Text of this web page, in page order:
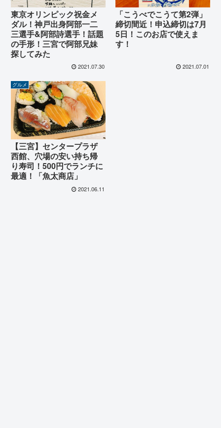
東京オリンピック祝金メ
ダル！神戸出身阿部一二
三選手&阿部詩選手！話題
の手形！三宮で阿部兄妹
探してみた
2021.07.30
「こうべでこうて第2弾」
締切間近！申込締切は7月
5日！このお店で使えま
す！
2021.07.01
グルメ
【三宮】センタープラザ
西館、穴場の安い持ち帰
り寿司！500円でランチに
最適！「魚太商店」
2021.06.11